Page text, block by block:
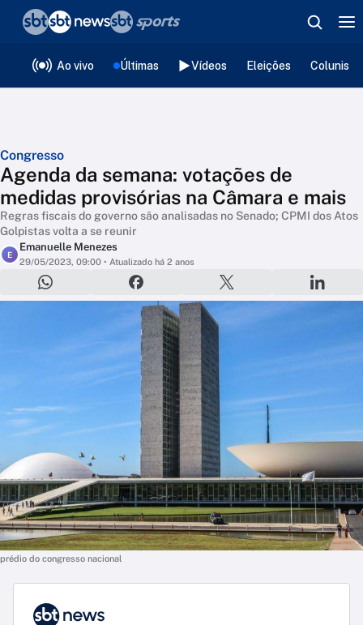
Ao vivo Últimas Vídeos Eleições
Congresso
Agenda da semana: votações de
medidas provisórias na Câmara e mais
Regras fiscais do governo são analisadas no Senado; CPMI dos Atos
Golpistas volta a se reunir
E
Emanuelle Menezes
29/05/2023, 09:00 • Atualizado há 2 anos
prédio do congresso nacional
❮voltar
Editorias